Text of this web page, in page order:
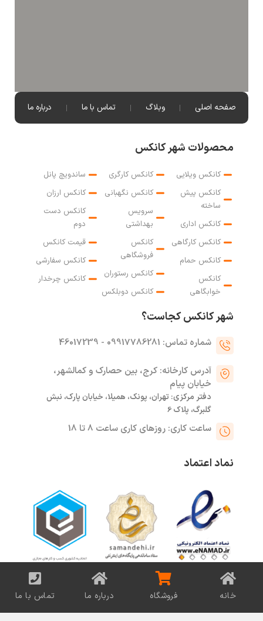
صفحه اصلی وبلاگ تماس با ما درباره ما
محصولات شهر کانکس
کانکس ویلایی
کانکس پیش
ساخته
کانکس اداری
کانکس کارگاهی
کانکس حمام
کانکس
خوابگاهی
کانکس کارگری
کانکس نگهبانی
سرویس
بهداشتی
کانکس
فروشگاهی
کانکس رستوران
کانکس دوبلکس
ساندویچ پانل
کانکس ارزان
کانکس دست
دوم
قیمت کانکس
کانکس سفارشی
کانکس چرخدار
شهر کانکس کجاست؟
شماره تماس: 09917786281 - 46017239
آدرس کارخانه: کرج، بین حصارک و کمالشهر،
خیابان پیام
دفتر مرکزی: تهران، پونک، همیلا، خیابان پارک، نبش
گلبرگ، پلاک 6
ساعت کاری: روزهای کاری ساعت 8 تا 18
نماد اعتماد
کلیه حقوق متعلق به شهر کانکس می باشد. خانه فروشگاه درباره ما تماس با ما